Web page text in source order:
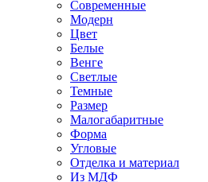
Современные
Модерн
Цвет
Белые
Венге
Светлые
Темные
Размер
Малогабаритные
Форма
Угловые
Отделка и материал
Из МДФ